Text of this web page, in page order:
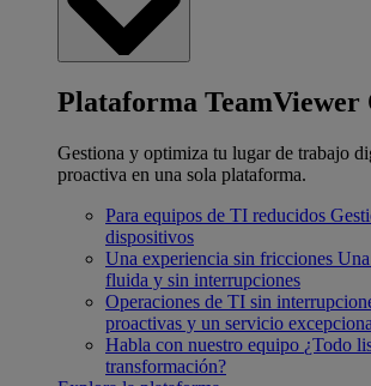
Plataforma TeamViewer
Gestiona y optimiza tu lugar de trabajo
proactiva en una sola plataforma.
Para equipos de TI reducidos
dispositivos
Una experiencia sin fricciones
fluida y sin interrupciones
Operaciones de TI sin
proactivas y un servicio
Habla con nuestro equipo ¿Todo
transformación?